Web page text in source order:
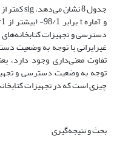
دسترسی و تجهیزات کتابخانه‌های
غیرایرانی با توجه به وضعیت
تفاوت معنی‌داری وجود دارد،
توجه به وضعیت دسترسی و
چیزی است که در تجهیزات
بحث و نتیجه‌گیری